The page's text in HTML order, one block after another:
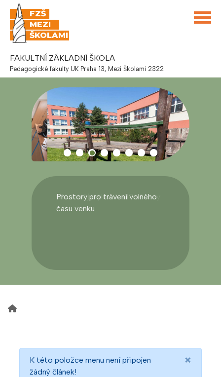
FZŠ
MEZI
ŠKOLAMI
FAKULTNÍ ZÁKLADNÍ ŠKOLA
Pedagogické fakulty UK Praha 13, Mezi Školami 2322
Prostory pro trávení volného
času venku
×
K této položce menu není připojen
žádný článek!